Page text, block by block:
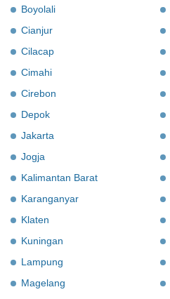
Boyolali
Cianjur
Cilacap
Cimahi
Cirebon
Depok
Jakarta
Jogja
Kalimantan Barat
Karanganyar
Klaten
Kuningan
Lampung
Magelang